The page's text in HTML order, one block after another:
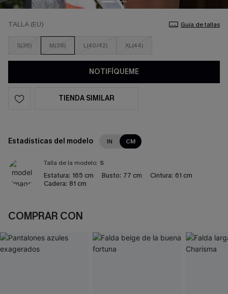
TALLA (EU) Guía de tallas
S(36) M(38) L(40/42) XL(44)
NOTIFÍQUEME
TIENDA SIMILAR
Estadísticas del modelo IN CM
Talla de la modelo: S
Estatura: 165 cm Busto: 77 cm Cintura: 61 cm
Cadera: 81 cm
COMPRAR CON